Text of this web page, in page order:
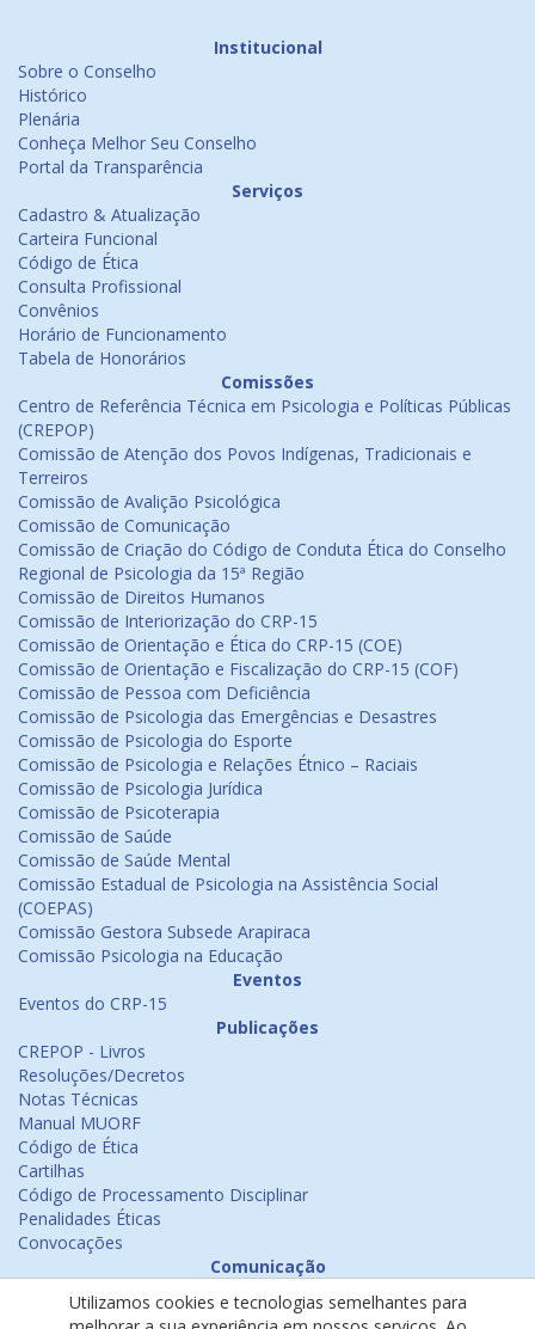
Institucional
Sobre o Conselho
Histórico
Plenária
Conheça Melhor Seu Conselho
Portal da Transparência
Serviços
Cadastro & Atualização
Carteira Funcional
Código de Ética
Consulta Profissional
Convênios
Horário de Funcionamento
Tabela de Honorários
Comissões
Centro de Referência Técnica em Psicologia e Políticas Públicas
(CREPOP)
Comissão de Atenção dos Povos Indígenas, Tradicionais e
Terreiros
Comissão de Avalição Psicológica
Comissão de Comunicação
Comissão de Criação do Código de Conduta Ética do Conselho
Regional de Psicologia da 15ª Região
Comissão de Direitos Humanos
Comissão de Interiorização do CRP-15
Comissão de Orientação e Ética do CRP-15 (COE)
Comissão de Orientação e Fiscalização do CRP-15 (COF)
Comissão de Pessoa com Deficiência
Comissão de Psicologia das Emergências e Desastres
Comissão de Psicologia do Esporte
Comissão de Psicologia e Relações Étnico – Raciais
Comissão de Psicologia Jurídica
Comissão de Psicoterapia
Comissão de Saúde
Comissão de Saúde Mental
Comissão Estadual de Psicologia na Assistência Social
(COEPAS)
Comissão Gestora Subsede Arapiraca
Comissão Psicologia na Educação
Eventos
Eventos do CRP-15
Publicações
CREPOP - Livros
Resoluções/Decretos
Notas Técnicas
Manual MUORF
Código de Ética
Cartilhas
Código de Processamento Disciplinar
Penalidades Éticas
Convocações
Comunicação
Emissão de Certificados
Utilizamos cookies e tecnologias semelhantes para